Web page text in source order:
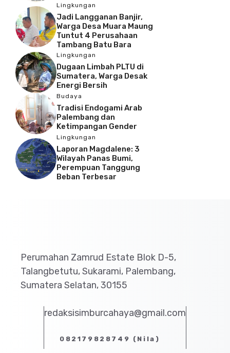
Lingkungan
Jadi Langganan Banjir,
Warga Desa Muara Maung
Tuntut 4 Perusahaan
Tambang Batu Bara
Lingkungan
Dugaan Limbah PLTU di
Sumatera, Warga Desak
Energi Bersih
Budaya
Tradisi Endogami Arab
Palembang dan
Ketimpangan Gender
Lingkungan
Laporan Magdalene: 3
Wilayah Panas Bumi,
Perempuan Tanggung
Beban Terbesar
Perumahan Zamrud Estate Blok D-5,
Talangbetutu, Sukarami, Palembang,
Sumatera Selatan, 30155
redaksisimburcahaya@gmail.com
082179828749 (Nila)